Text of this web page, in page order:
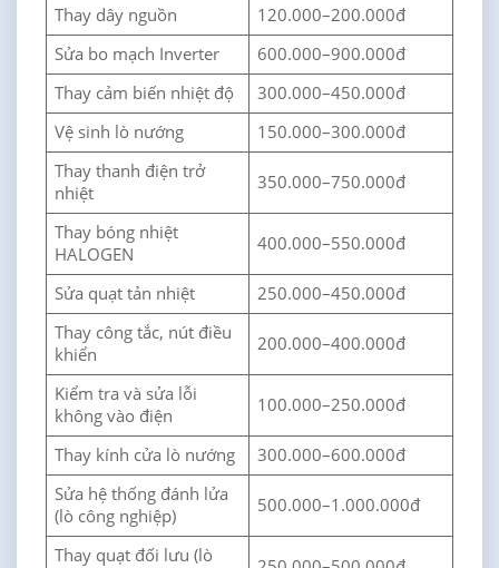
Thay dây nguồn
120.000–200.000đ
Sửa bo mạch Inverter
600.000–900.000đ
Thay cảm biến nhiệt độ
300.000–450.000đ
Vệ sinh lò nướng
150.000–300.000đ
Thay thanh điện trở
nhiệt
350.000–750.000đ
Thay bóng nhiệt
HALOGEN
400.000–550.000đ
Sửa quạt tản nhiệt
250.000–450.000đ
Thay công tắc, nút điều
khiển
200.000–400.000đ
Kiểm tra và sửa lỗi
không vào điện
100.000–250.000đ
Thay kính cửa lò nướng
300.000–600.000đ
Sửa hệ thống đánh lửa
(lò công nghiệp)
500.000–1.000.000đ
Thay quạt đối lưu (lò